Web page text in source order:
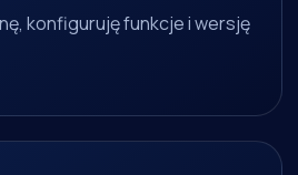
konfiguruję funkcje i wersję